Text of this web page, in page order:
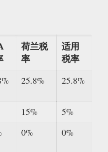
荷兰税
率
适用
税率
25.8% 25.8%
15%
5%
0% 0%